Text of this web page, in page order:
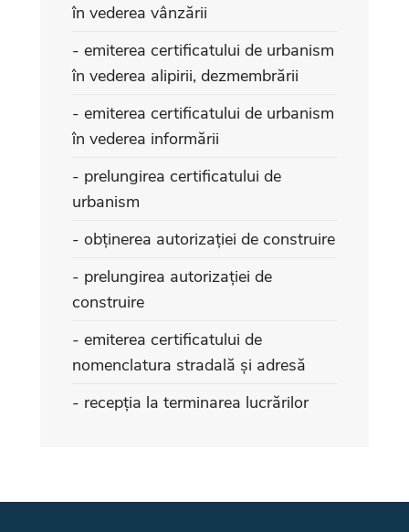
în vederea vânzării
- emiterea certificatului de urbanism
în vederea alipirii, dezmembrării
- emiterea certificatului de urbanism
în vederea informării
- prelungirea certificatului de
urbanism
- obținerea autorizației de construire
- prelungirea autorizației de
construire
- emiterea certificatului de
nomenclatura stradală și adresă
- recepția la terminarea lucrărilor